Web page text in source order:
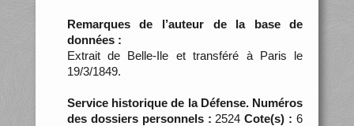
Remarques de l’auteur de la base de
données :
Extrait de Belle-Ile et transféré à Paris le
19/3/1849.
Service historique de la Défense. Numéros
des dossiers personnels : 2524Cote(s) : 6